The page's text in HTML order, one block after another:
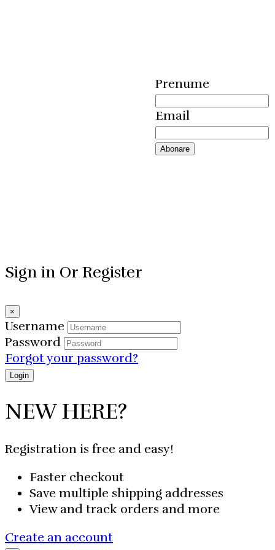
Prenume
Email
Sign in Or Register
×
Username
Password
Forgot your password?
NEW HERE?
Registration is free and easy!
Faster checkout
Save multiple shipping addresses
View and track orders and more
Create an account